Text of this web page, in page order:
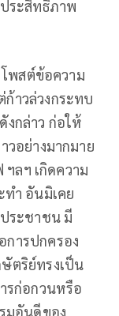
ระสิทธิภาพ
พสต์ข้อความ
าวล่วงกระทบ
กล่าว ก่อให้
วอย่างมากมาย
ฯลฯ เกิดความ
ทำ อันมิเคย
ระชาชน มี
ารปกครอง
ตริย์ทรงเป็น
รก่อกวนหรือ
มอันดีของ